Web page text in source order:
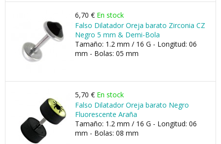
6,70 € En stock
Falso Dilatador Oreja barato Zirconia CZ
Negro 5 mm & Demi-Bola
Tamaño: 1.2 mm / 16 G - Longitud: 06
mm - Bolas: 05 mm
5,70 € En stock
Falso Dilatador Oreja barato Negro
Fluorescente Araña
Tamaño: 1.2 mm / 16 G - Longitud: 06
mm - Bolas: 08 mm